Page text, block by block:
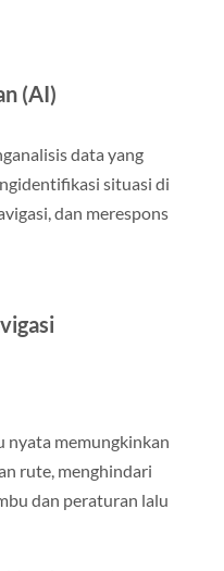
(AI)
data yang
situasi di
dan merespons
nyata memungkinkan
rute, menghindari
dan peraturan lalu